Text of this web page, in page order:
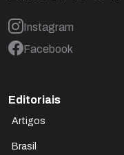
Instagram
Facebook
Editoriais
Artigos
Brasil